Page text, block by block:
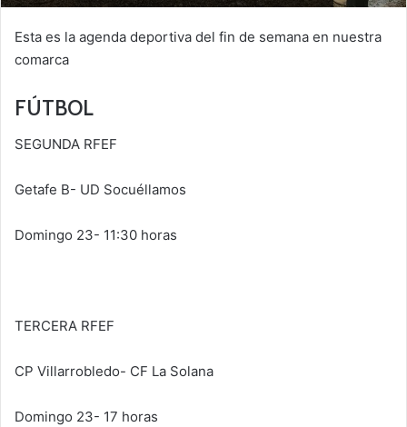
Esta es la agenda deportiva del fin de semana en nuestra
comarca
FÚTBOL
SEGUNDA RFEF
Getafe B- UD Socuéllamos
Domingo 23- 11:30 horas
TERCERA RFEF
CP Villarrobledo- CF La Solana
Domingo 23- 17 horas